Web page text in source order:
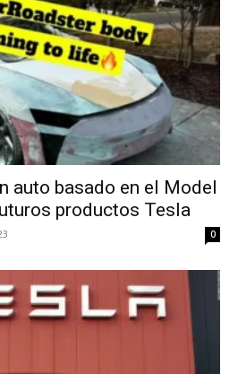
auto basado en el Model
productos Tesla
0